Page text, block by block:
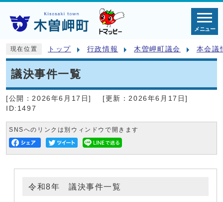
メニュー
現在位置 トップ 行政情報 木曽岬町議会 本会議
議決事件一覧
[公開： 2026年6月17日] [更新： 2026年6月17日]
ID:1497
SNSへのリンクは別ウィンドウで開きます
令和8年 議決事件一覧